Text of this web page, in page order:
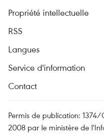
Propriété intellectuelle
RSS
Langues
Service d'information
Contact
Permis de publication: 1374/
2008 par le ministère de